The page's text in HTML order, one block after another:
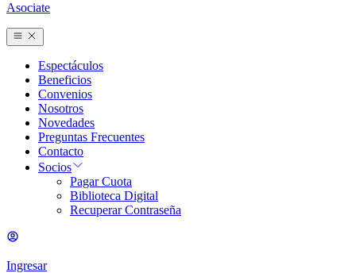
Asociate
Espectáculos
Beneficios
Convenios
Nosotros
Novedades
Preguntas Frecuentes
Contacto
Socios
Pagar Cuota
Biblioteca Digital
Recuperar Contraseña
Ingresar